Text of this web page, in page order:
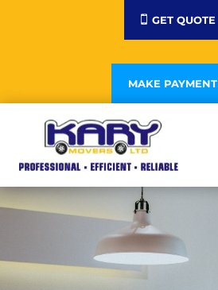
GET QUOTE
MAKE PAYMENT